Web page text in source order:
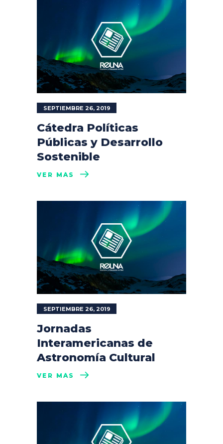
SEPTIEMBRE 26, 2019
Cátedra Políticas
Públicas y Desarrollo
Sostenible
VER MÁS
SEPTIEMBRE 26, 2019
Jornadas
Interamericanas de
Astronomía Cultural
VER MÁS